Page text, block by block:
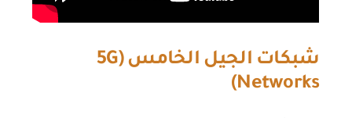
شبكات الجيل الخامس (5G
Networks
)